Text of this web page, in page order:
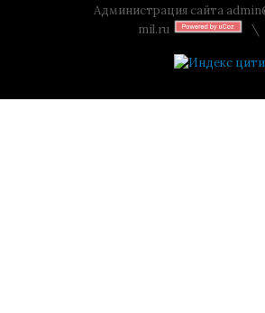
Администрация сайта
mil.ru